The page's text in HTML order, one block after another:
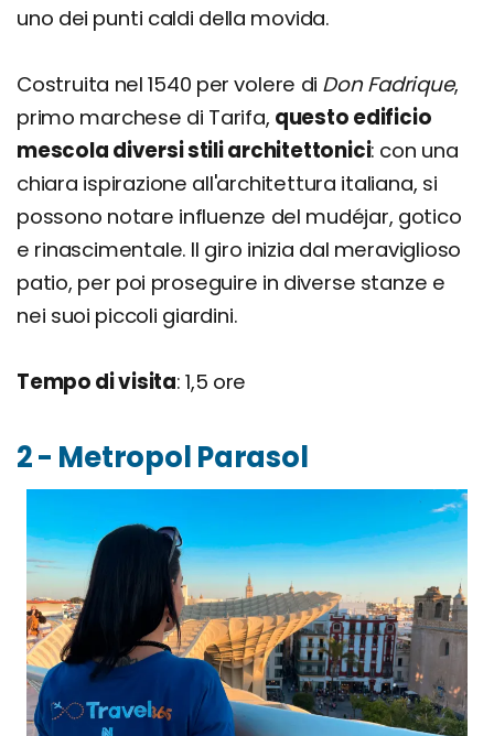
uno dei punti caldi della movida.
Costruita nel 1540 per volere di Don Fadrique,
primo marchese di Tarifa, questo edificio
mescola diversi stili architettonici: con una
chiara ispirazione all'architettura italiana, si
possono notare influenze del mudéjar, gotico
e rinascimentale. Il giro inizia dal meraviglioso
patio, per poi proseguire in diverse stanze e
nei suoi piccoli giardini.
Tempo di visita: 1,5 ore
2 - Metropol Parasol